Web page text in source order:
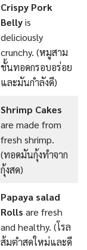
Crispy Pork
Bellyis
deliciously
crunchy. (หมูสาม
ชั้นทอดกรอบอร่อย
และมันกำลังดี)
Shrimp Cakes
are made from
fresh shrimp.
(ทอดมันกุ้งทำจาก
กุ้งสด)
Papaya salad
Rolls are fresh
and healthy. (โรล
ส้มตำสดใหม่และดี